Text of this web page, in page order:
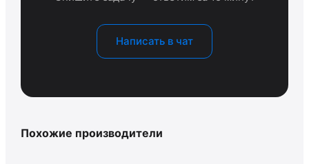
Написать в чат
Похожие производители